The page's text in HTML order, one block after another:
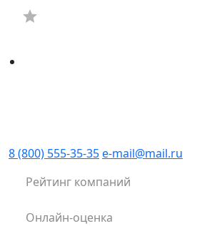
Рейтинг компаний
Онлайн-оценка
8 (800) 555-35-35e-mail@mail.ru